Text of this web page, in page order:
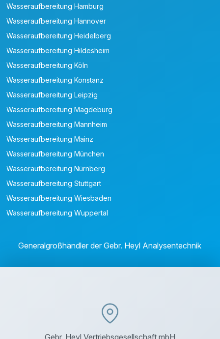
Wasseraufbereitung Hamburg
Wasseraufbereitung Hannover
Wasseraufbereitung Heidelberg
Wasseraufbereitung Hildesheim
Wasseraufbereitung Köln
Wasseraufbereitung Konstanz
Wasseraufbereitung Leipzig
Wasseraufbereitung Magdeburg
Wasseraufbereitung Mannheim
Wasseraufbereitung Mainz
Wasseraufbereitung München
Wasseraufbereitung Nürnberg
Wasseraufbereitung Stuttgart
Wasseraufbereitung Wiesbaden
Wasseraufbereitung Wuppertal
Generalgroßhändler der Gebr. Heyl Analysentechnik
Gebr. Heyl Vertriebsgesellschaft mbH